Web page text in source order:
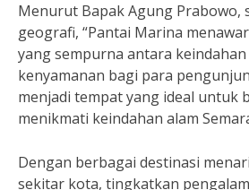
Menurut Bapak Agung Prabowo,
geografi, “Pantai Marina
yang sempurna antara keindahan
kenyamanan bagi para
menjadi tempat yang ideal untuk
menikmati keindahan alam
Dengan berbagai destinasi
sekitar kota, tingkatkan